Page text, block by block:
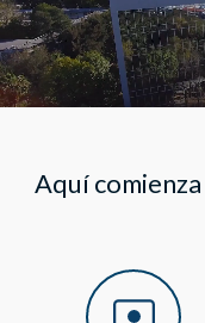
Aquí